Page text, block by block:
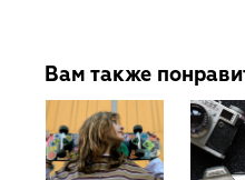
Вам также